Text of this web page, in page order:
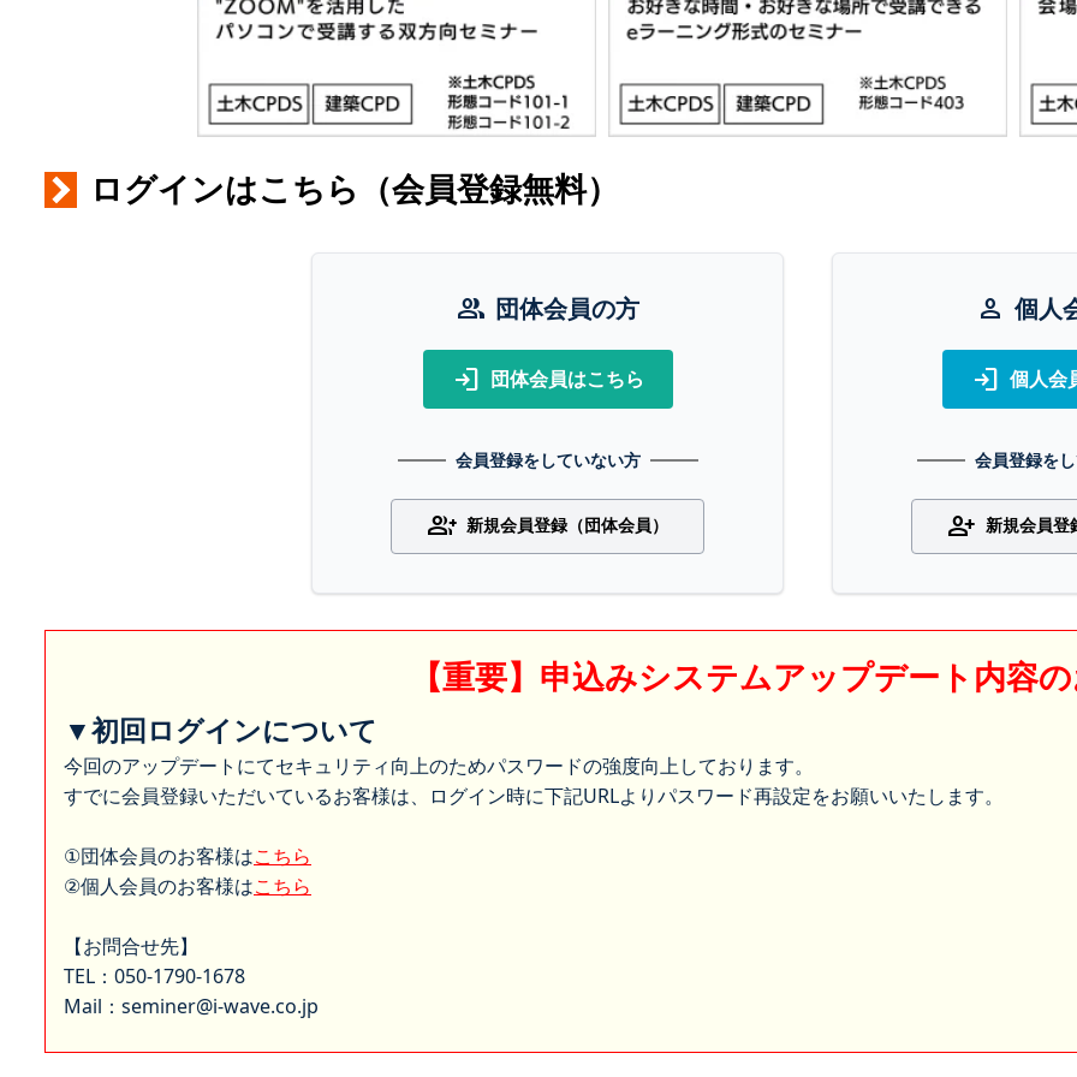
ログインはこちら（会員登録無料）
group 団体会員の方
login 団体会員はこちら
会員登録をしていない方
group_add 新規会員登録（団体会員）
person 個人
login 個人会
会員登録を
person_add 新規会員登
【重要】申込みシステムアップデート内容
▼初回ログインについて
今回のアップデートにてセキュリティ向上のためパスワードの強度向上しております。
すでに会員登録いただいているお客様は、ログイン時に下記URLよりパスワード再設定をお願いいたします。
①団体会員のお客様はこちら
②個人会員のお客様はこちら
【お問合せ先】
TEL：050-1790-1678
Mail：seminer@i-wave.co.jp